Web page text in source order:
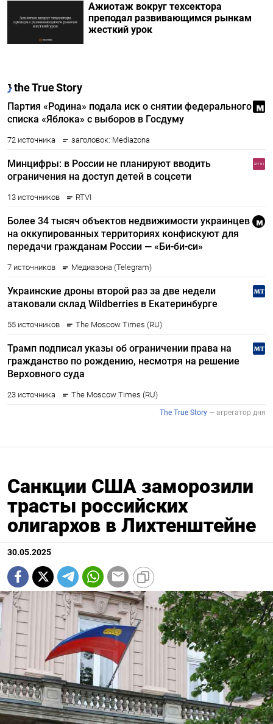
Ажиотаж вокруг техсектора
преподал развивающимся рынкам
жесткий урок
Санкции США заморозили
трасты российских
олигархов в Лихтенштейне
30.05.2025